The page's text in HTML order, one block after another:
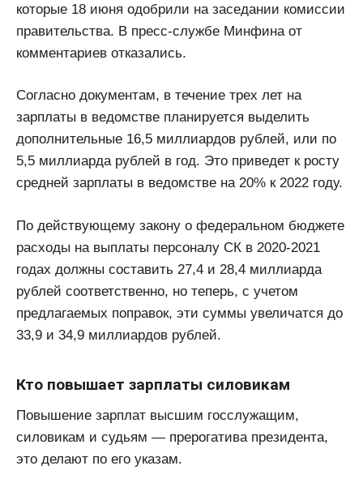
которые 18 июня одобрили на заседании комиссии
правительства. В пресс-службе Минфина от
комментариев отказались.
Согласно документам, в течение трех лет на
зарплаты в ведомстве планируется выделить
дополнительные 16,5 миллиардов рублей, или по
5,5 миллиарда рублей в год. Это приведет к росту
средней зарплаты в ведомстве на 20% к 2022 году.
По действующему закону о федеральном бюджете
расходы на выплаты персоналу СК в 2020-2021
годах должны составить 27,4 и 28,4 миллиарда
рублей соответственно, но теперь, с учетом
предлагаемых поправок, эти суммы увеличатся до
33,9 и 34,9 миллиардов рублей.
Кто повышает зарплаты силовикам
Повышение зарплат высшим госслужащим,
силовикам и судьям — прерогатива президента,
это делают по его указам.